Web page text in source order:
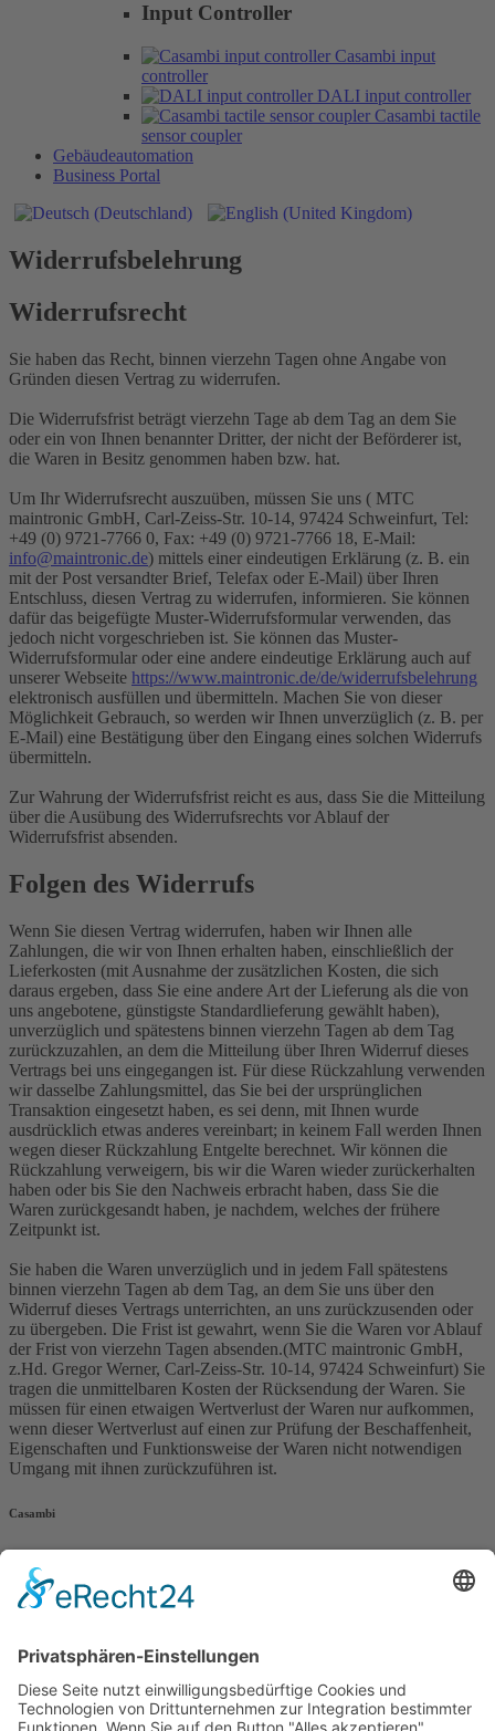
Input Controller
Casambi input
controller
DALI input controller
Casambi tactile
sensor coupler
Gebäudeautomation
Business Portal
Widerrufsbelehrung
Widerrufsrecht
Sie haben das Recht, binnen vierzehn Tagen ohne Angabe von
Gründen diesen Vertrag zu widerrufen.
Die Widerrufsfrist beträgt vierzehn Tage ab dem Tag an dem Sie
oder ein von Ihnen benannter Dritter, der nicht der Beförderer ist,
die Waren in Besitz genommen haben bzw. hat.
Um Ihr Widerrufsrecht auszuüben, müssen Sie uns ( MTC
maintronic GmbH, Carl-Zeiss-Str. 10-14, 97424 Schweinfurt, Tel:
+49 (0) 9721-7766 0, Fax: +49 (0) 9721-7766 18, E-Mail:
info@maintronic.de) mittels einer eindeutigen Erklärung (z. B. ein
mit der Post versandter Brief, Telefax oder E-Mail) über Ihren
Entschluss, diesen Vertrag zu widerrufen, informieren. Sie können
dafür das beigefügte Muster-Widerrufsformular verwenden, das
jedoch nicht vorgeschrieben ist. Sie können das Muster-
Widerrufsformular oder eine andere eindeutige Erklärung auch auf
unserer Webseite https://www.maintronic.de/de/widerrufsbelehrung
elektronisch ausfüllen und übermitteln. Machen Sie von dieser
Möglichkeit Gebrauch, so werden wir Ihnen unverzüglich (z. B. per
E-Mail) eine Bestätigung über den Eingang eines solchen Widerrufs
übermitteln.
Zur Wahrung der Widerrufsfrist reicht es aus, dass Sie die Mitteilung
über die Ausübung des Widerrufsrechts vor Ablauf der
Widerrufsfrist absenden.
Folgen des Widerrufs
Wenn Sie diesen Vertrag widerrufen, haben wir Ihnen alle
Zahlungen, die wir von Ihnen erhalten haben, einschließlich der
Lieferkosten (mit Ausnahme der zusätzlichen Kosten, die sich
daraus ergeben, dass Sie eine andere Art der Lieferung als die von
uns angebotene, günstigste Standardlieferung gewählt haben),
unverzüglich und spätestens binnen vierzehn Tagen ab dem Tag
zurückzuzahlen, an dem die Mitteilung über Ihren Widerruf dieses
Vertrags bei uns eingegangen ist. Für diese Rückzahlung verwenden
wir dasselbe Zahlungsmittel, das Sie bei der ursprünglichen
Transaktion eingesetzt haben, es sei denn, mit Ihnen wurde
ausdrücklich etwas anderes vereinbart; in keinem Fall werden Ihnen
wegen dieser Rückzahlung Entgelte berechnet. Wir können die
Rückzahlung verweigern, bis wir die Waren wieder zurückerhalten
haben oder bis Sie den Nachweis erbracht haben, dass Sie die
Waren zurückgesandt haben, je nachdem, welches der frühere
Zeitpunkt ist.
Sie haben die Waren unverzüglich und in jedem Fall spätestens
binnen vierzehn Tagen ab dem Tag, an dem Sie uns über den
Widerruf dieses Vertrags unterrichten, an uns zurückzusenden oder
zu übergeben. Die Frist ist gewahrt, wenn Sie die Waren vor Ablauf
der Frist von vierzehn Tagen absenden.(MTC maintronic GmbH,
z.Hd. Gregor Werner, Carl-Zeiss-Str. 10-14, 97424 Schweinfurt) Sie
tragen die unmittelbaren Kosten der Rücksendung der Waren. Sie
müssen für einen etwaigen Wertverlust der Waren nur aufkommen,
wenn dieser Wertverlust auf einen zur Prüfung der Beschaffenheit,
Eigenschaften und Funktionsweise der Waren nicht notwendigen
Umgang mit ihnen zurückzuführen ist.
Casambi
Casambi Dezentral
Casambi PLUS
Impressum
AGB
Widerrufsbelehrung